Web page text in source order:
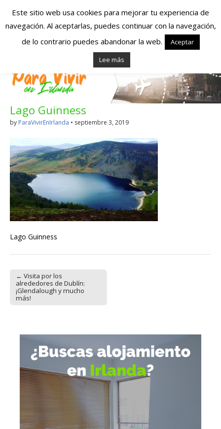
Españoles en
Irlanda – Vivir en
Irlanda – Trabajo
en Irlanda –
Alojamiento en
Irlanda
Blog dedicado a los que viven, estudian y trabajan en
Irlanda!
Lago Guinness
by ParaVivirEnIrlanda • septiembre 3, 2019
Lago Guinness
Post navigation
← Visita por los
alrededores de Dublín:
¡Glendalough y mucho
más!
Este sitio web usa cookies para mejorar tu experiencia de
navegación. Al aceptarlas, puedes continuar con la navegación,
de lo contrario puedes abandonar la web.
Aceptar
Lee más